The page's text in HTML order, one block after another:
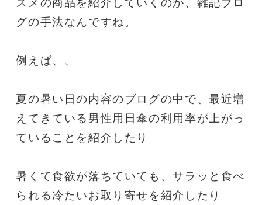
スメの商品を紹介していくのが、雑記ブロ
グの手法なんですね。
例えば、、
夏の暑い日の内容のブログの中で、最近増
えてきている男性用日傘の利用率が上がっ
ていることを紹介したり
暑くて食欲が落ちていても、サラッと食べ
られる冷たいお取り寄せを紹介したり